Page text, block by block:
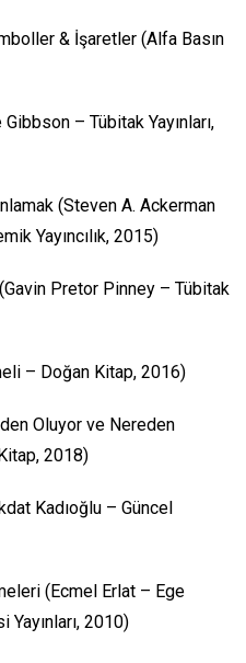
& İşaretler (Alfa Basın
– Tübitak Yayınları,
(Steven A. Ackerman
Yayıncılık, 2015)
Pretor Pinney – Tübitak
– Doğan Kitap, 2016)
Oluyor ve Nereden
2018)
Kadıoğlu – Güncel
(Ecmel Erlat – Ege
2010)